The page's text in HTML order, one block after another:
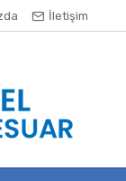
İletişim